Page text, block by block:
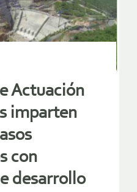
Actuación
imparten
con
desarrollo